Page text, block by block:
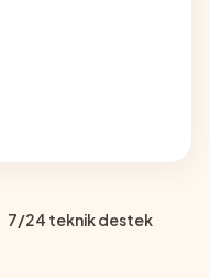
7/24 teknik destek